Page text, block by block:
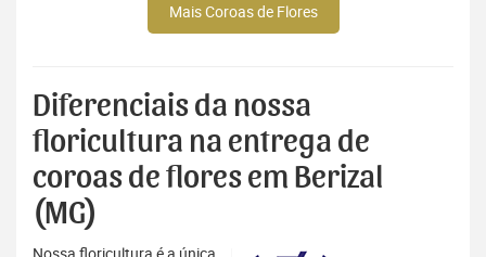
Mais Coroas de Flores
Diferenciais da nossa
floricultura na entrega de
coroas de flores em Berizal
(MG)